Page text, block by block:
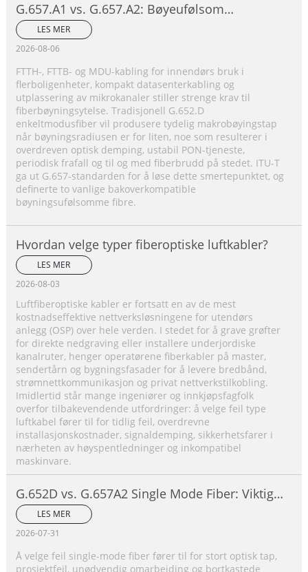
G.657.A1 vs. G.657.A2: Bøyeufølsom
enkeltmodusfiber – fullstendig
sammenligning
LES MER
2026-08-06
FTTH-, FTTB- og MDU-kabling for innendørs bruk i
flerboligenheter, kompakt datasenterkabling og
utplassering av mikrokanaler stiller strenge krav til
fiberbøyningsytelse. Tradisjonell G.652.D
enkeltmodusfiber vil produsere tydelig makrobøyingstap
når bøyningsradiusen er for liten, noe som resulterer i
overdreven optisk demping, ustabil PON-tjeneste,
periodisk frafall og til og med fiberbrudd på stedet. ITU-T
ga ut G.657-standarden for å løse dette smertepunktet, og
definerte to vanlige bakoverkompatible
bøyningsufølsomme fibre.
Hvordan velge typer fiberoptiske luftkabler?
LES MER
2026-08-03
Luftfiberoptiske kabler er fortsatt en av de mest
kostnadseffektive nettverksløsningene for utendørs
anlegg (OSP) over hele verden. I stedet for å grave grøfter
for direkte nedgraving eller installere underjordiske
kanalruter, henger operatørene fiberkabler på master,
sendertårn og bygningsfasader for å levere bredbånd,
strømnettkommunikasjon og privat nettverkstilkobling.
Imidlertid står mange ingeniører og innkjøpsfagfolk
overfor tilbakevendende utfordringer: å velge feil type
luftkabel fører til for tidlig feil, overdrevne
installasjonskostnader, signaldemping, sikkerhetsfarer i
nærheten av høyspentledninger og inkompatibel
maskinvare.
G.652D vs. G.657A2 Single Mode Fiber: Viktige
forskjeller, ytelsessammenligning og
veiledning for valg av applikasjon
LES MER
2026-07-31
Å velge feil single-mode fiber fører til for stort optisk tap,
prosjektfeil, unødvendig omarbeiding og bortkastede